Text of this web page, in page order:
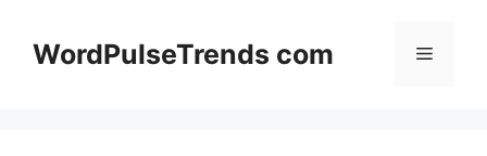
paraWordPulseTrends com Menu